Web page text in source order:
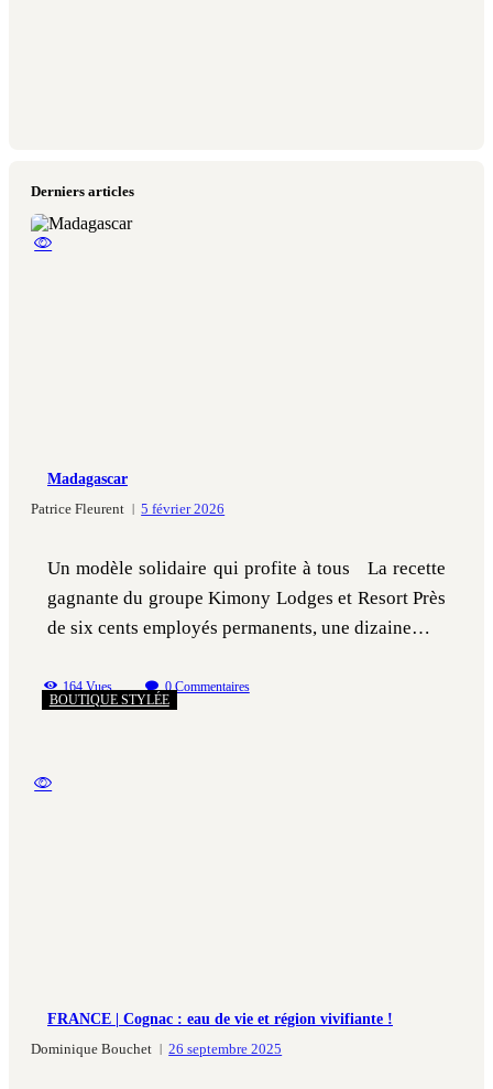
Derniers articles
BOUTIQUE STYLÉE
Madagascar
Patrice Fleurent
5 février 2026
Un modèle solidaire qui profite à tous La recette
gagnante du groupe Kimony Lodges et Resort Près
de six cents employés permanents, une dizaine…
164 Vues 0 Commentaires
FRANCE | Cognac : eau de vie et région vivifiante !
Dominique Bouchet
26 septembre 2025